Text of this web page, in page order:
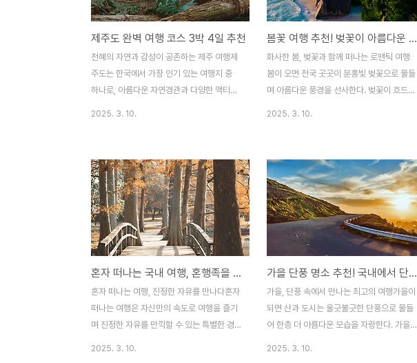
제주도 완벽 여행 코스 3박 4일 추천
천혜의 자연과 감성이 공존하는 제주 여행제
주도는 한국에서 가장 인기 있는 여행지 중
하나로, 아름다운 자연경관과 다양한 액티비
번 글에서는 제주도를 완벽하게 즐길 수 있는
3박 4일 여행 일정을 소개합니다.첫째 날 제
주 동부 여행 자연과 감성 가득한 힐링 코스
첫째 날은 제주 동부를 탐방하며 자연과 감성
을 동시에 느낄 수 있는 코스로 구성되었다.
제주공항에서 가까운 에코랜드 테마파크를
방문하여 증기 기관차를 타고 울창한 삼나무
숲을 달리는 것으로 여행을 시작한다. 이곳에
서는 유럽풍 정원과 호수의 아름다운 풍경을
감상할 수 있다. 이..
2025. 3. 10.
봄꽃 여행 추천! 벚꽃이 아름다운 국내 명소 TOP 10
화사한 봄, 벚꽃과 함께 떠나는 로맨틱 여행
봄이 오면 전국 곳곳이 분홍빛 벚꽃으로 물들
며 아름다운 풍경을 선사한다. 벚꽃이 흐드러
아름답게 감상할 수 있는 명소 10곳을 소개
하고, 벚꽃 여행을 더욱 특별하게 즐길 수 있
는 팁도 함께 제공합니다.국내에서 벚꽃이 가
장 아름다운 명소 TOP 101. 경상남도 진해
- 진해 군항제진해 군항제는 대한민국에서
가장 유명한 벚꽃 축제로, 매년 3월 말에서 4
월 초에 개최된다. 36만 그루 이상의 벚꽃나
무가 도시에 가득 피어나는 장관을 연출하며,
여좌천, 경화역, 제황산 공원 등 다양한 명소
에서 아름..
2025. 3. 10.
혼자 떠나는 국내 여행, 혼행족을 위한 최고의 장소
혼자 떠나는 여행, 진정한 자유를 만나다혼자
떠나는 여행은 자신만의 속도로 여행을 즐기
며 진정한 자유를 만끽할 수 있는 특별한 경
2025. 3. 10.
가을 단풍 명소 추천! 국내에서 단풍이 아름다운 곳
가을, 단풍 속에서 만나는 최고의 여행가을이
되면 산과 도시는 울긋불긋한 단풍으로 물들
어 한층 더 아름다운 모습을 자랑한다. 가을
2025. 3. 10.